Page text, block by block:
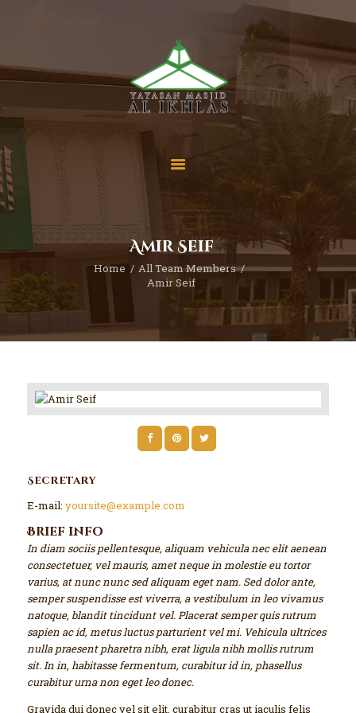
Amir Seif
Home
All Team Members
Amir Seif
Tentang Kami
Sekolah
Berita
Yuk Berdonasi
Kontak
Secretary
E-mail: yoursite@example.com
Brief info
In diam sociis pellentesque, aliquam vehicula nec elit aenean
consectetuer, vel mauris, amet neque in molestie eu tortor
varius, at nunc nunc sed aliquam eget nam. Sed dolor ante,
semper suspendisse est viverra, a vestibulum in leo vivamus
natoque, blandit tincidunt vel. Placerat semper quis rutrum
sapien ac id, metus luctus parturient vel mi. Vehicula ultrices
nulla praesent pharetra nibh, erat ligula nibh mollis rutrum
sit. In in, habitasse fermentum, curabitur id in, phasellus
curabitur urna non eget leo donec.
Gravida dui donec vel sit elit, curabitur cras ut iaculis felis